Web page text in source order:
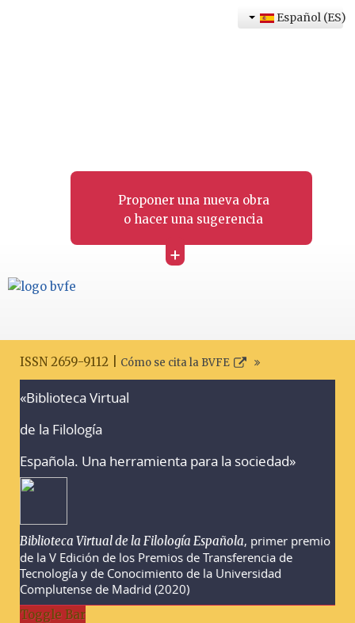
Proponer una nueva obra
o hacer una sugerencia
+
Español (ES)
ISSN 2659-9112 | Cómo se cita la BVFE
«Biblioteca Virtual
de la Filología
Española. Una herramienta para la sociedad»
Biblioteca Virtual de la Filología Española, primer premio
de la V Edición de los Premios de Transferencia de
Tecnología y de Conocimiento de la Universidad
Complutense de Madrid (2020)
Toggle Bar